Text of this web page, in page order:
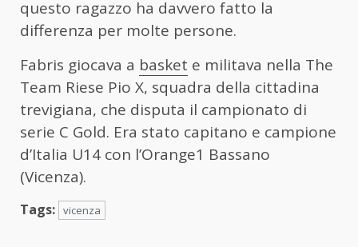
questo ragazzo ha davvero fatto la
differenza per molte persone.
Fabris giocava a basket e militava nella The
Team Riese Pio X, squadra della cittadina
trevigiana, che disputa il campionato di
serie C Gold. Era stato capitano e campione
d’Italia U14 con l’Orange1 Bassano
(Vicenza).
Tags: vicenza